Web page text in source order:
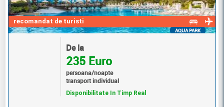
recomandat de turisti
AQUA PARK
De la
235 Euro
persoana/noapte
transport individual
Disponibilitate In Timp Real